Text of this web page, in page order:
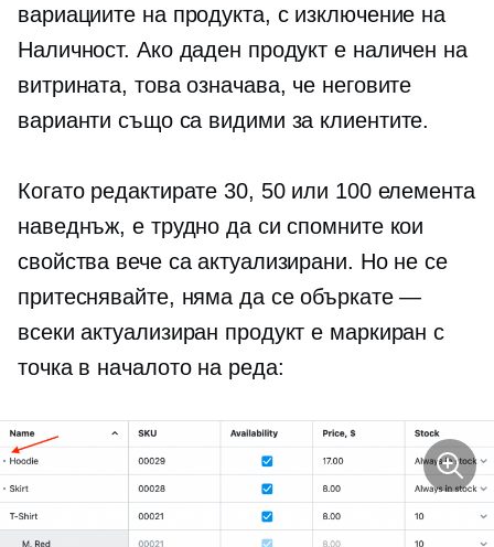
вариациите на продукта, с изключение на
Наличност. Ако даден продукт е наличен на
витрината, това означава, че неговите
варианти също са видими за клиентите.
Когато редактирате 30, 50 или 100 елемента
наведнъж, е трудно да си спомните кои
свойства вече са актуализирани. Но не се
притеснявайте, няма да се объркате —
всеки актуализиран продукт е маркиран с
точка в началото на реда: